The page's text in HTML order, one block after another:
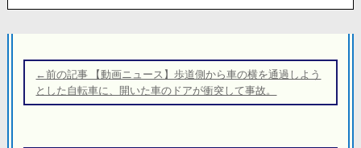
稿
ナ
←前の記事 【動画ニュース】歩道側から車の横を通過しよう
とした自転車に、開いた車のドアが衝突して事故。